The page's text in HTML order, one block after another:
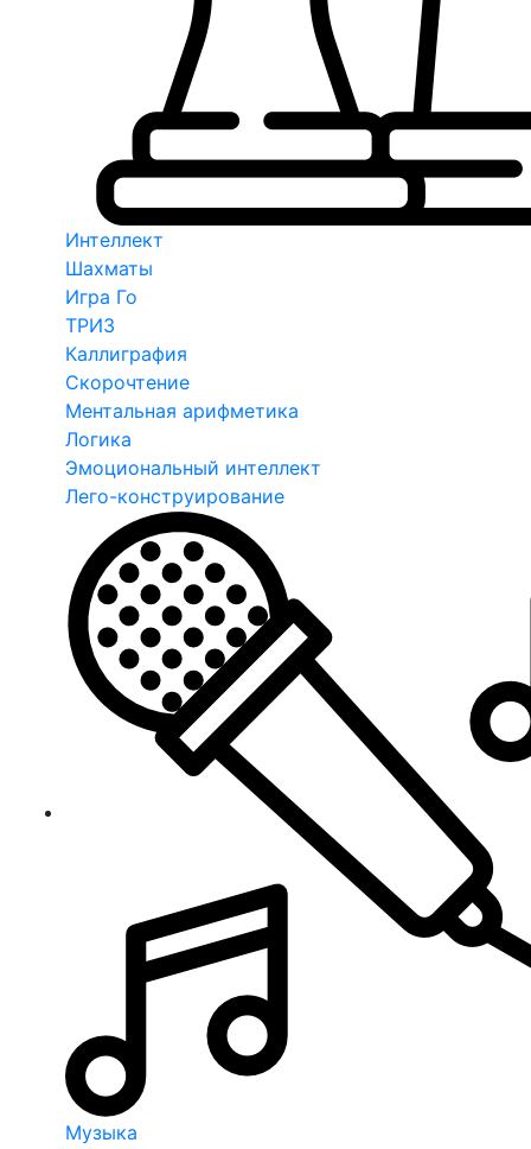
Интеллект
Шахматы
Игра Го
ТРИЗ
Каллиграфия
Скорочтение
Ментальная арифметика
Логика
Эмоциональный интеллект
Лего-конструирование
Музыка